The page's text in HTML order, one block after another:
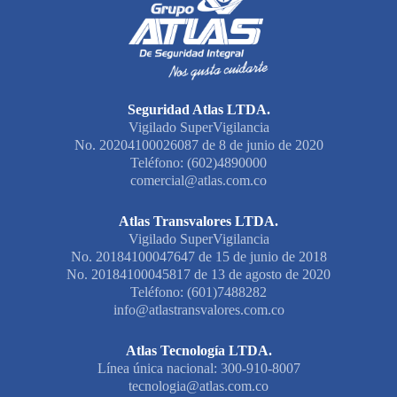
Seguridad Atlas LTDA.
Vigilado SuperVigilancia
No. 20204100026087 de 8 de junio de 2020
Teléfono: (602)4890000
comercial@atlas.com.co
Atlas Transvalores LTDA.
Vigilado SuperVigilancia
No. 20184100047647 de 15 de junio de 2018
No. 20184100045817 de 13 de agosto de 2020
Teléfono: (601)7488282
info@atlastransvalores.com.co
Atlas Tecnología LTDA.
Línea única nacional: 300-910-8007
tecnologia@atlas.com.co